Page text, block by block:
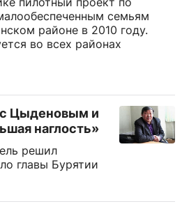
семьям
районе в 2010 году.
во всех районах
Цыденовым и
наглость»
решил
главы Бурятии